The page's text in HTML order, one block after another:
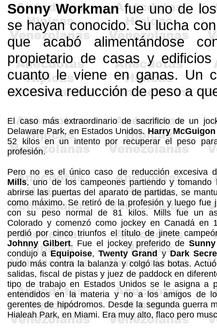
Sonny Workmanfue uno de
se hayan conocido. Su lucha
que acabó alimentándose
propietario de casasy
cuanto le viene enganas. Un
excesiva reducción de peso a
Elcaso más extraordinario de sacrificio de un
Delaware Park, en Estados Unidos.HarryMcGuigon
52 kilos en un intento porrecuperar el peso
profesión.
Pero no es el único caso de reducción excesiva
Mills, uno de los campeones partiendoy tomando
abrirse las puertas del aparato de partidas, se
como máximo. Se retiró de la profesiónyluego fue
consu peso normal de 81 kilos.Millsfue un
Coloradoycomenzó como jockey en Canadá en
perdió por cinco triunfoseltítulo de jinete
JohnnyGilbert.Fue el jockey preferido de Sunny
condujo aEquipoise,TwentyGrand yDark
pudo más contra la balanzaycolgó las botas.Ac
salidas, fiscal de pistasy juez de paddocken
tipo de trabajo en Estados Unidosse le asigna a
entendidos en la materiayno a los amigos de
gerentes de hipódromos. Desde la segunda guerra
Hialeah Park,en Miami. Era muy alto, flaco pero